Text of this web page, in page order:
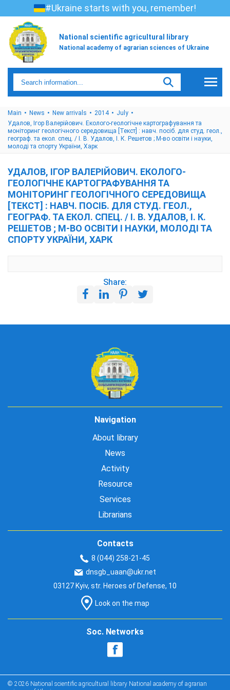
#Ukraine starts with you, remember!
National scientific agricultural library
National academy of agrarian sciences of Ukraine
Main News New arrivals 2014
July
Удалов, Ігор Валерійович. Еколого-геологічне картографування та
моніторинг геологічного середовища [Текст] : навч. посіб. для студ. геол.,
географ. та екол. спец. / І. В. Удалов, І. К. Решетов ; М-во освіти і науки,
молоді та спорту України, Харк
УДАЛОВ, ІГОР ВАЛЕРІЙОВИЧ. ЕКОЛОГО-
ГЕОЛОГІЧНЕ КАРТОГРАФУВАННЯ ТА
МОНІТОРИНГ ГЕОЛОГІЧНОГО СЕРЕДОВИЩА
[ТЕКСТ] : НАВЧ. ПОСІБ. ДЛЯ СТУД. ГЕОЛ.,
ГЕОГРАФ. ТА ЕКОЛ. СПЕЦ. / І. В. УДАЛОВ, І. К.
РЕШЕТОВ ; М-ВО ОСВІТИ І НАУКИ, МОЛОДІ ТА
СПОРТУ УКРАЇНИ, ХАРК
Share:
Navigation
About library
News
Activity
Resource
Services
Librarians
Contacts
8 (044) 258-21-45
dnsgb_uaan@ukr.net
03127 Kyiv, str. Heroes of Defense, 10
Look on the map
Soc. Networks
© 2026 National scientific agricultural library National academy of agrarian